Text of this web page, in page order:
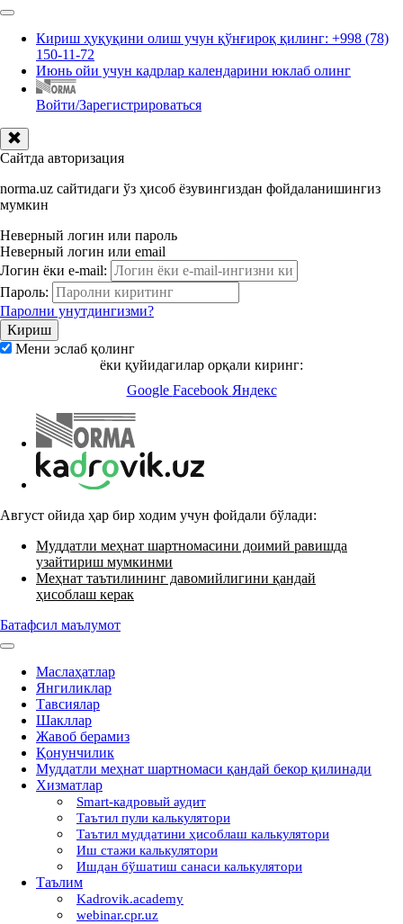
Кириш ҳуқуқини олиш учун қўнғироқ қилинг: +998 (78)
150-11-72
Июнь ойи учун кадрлар календарини юклаб олинг
Войти/Зарегистрироваться
Сайтда авторизация
norma.uz сайтидаги ўз ҳисоб ёзувингиздан фойдаланишингиз
мумкин
Неверный логин или пароль
Неверный логин или email
Логин ёки e-mail:
Пароль:
Паролни унутдингизми?
Мени эслаб қолинг
ёки қуйидагилар орқали киринг:
Google Facebook Яндекс
Август ойида ҳар бир ходим учун фойдали бўлади:
Муддатли меҳнат шартномасини доимий равишда
узайтириш мумкинми
Меҳнат таътилининг давомийлигини қандай
ҳисоблаш керак
Батафсил маълумот
Маслаҳатлар
Янгиликлар
Тавсиялар
Шакллар
Жавоб берамиз
Қонунчилик
Муддатли меҳнат шартномаси қандай бекор қилинади
Хизматлар
Smart-кадровый аудит
Таътил пули калькулятори
Таътил муддатини ҳисоблаш калькулятори
Иш стажи калькулятори
Ишдан бўшатиш санаси калькулятори
Таълим
Kadrovik.academy
webinar.cpr.uz